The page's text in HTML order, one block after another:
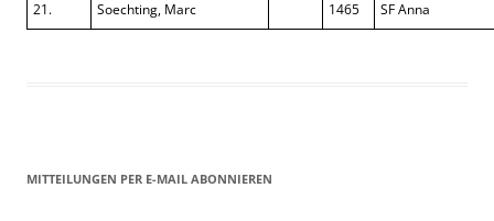
21. Soechting, Marc 1465 SF Anna
MITTEILUNGEN PER E-MAIL ABONNIEREN